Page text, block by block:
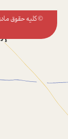
© کلیه حقوق